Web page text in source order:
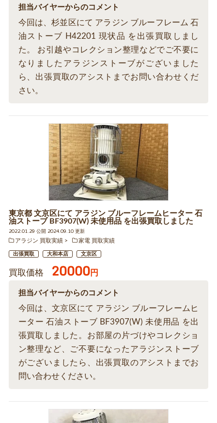
担当バイヤーからのコメント
今回は、杉並区にて アラジン ブルーフレーム 石
油ストーブ H42201 現状品 を出張買取しまし
た。 お引越やコレクション整理などでご不要に
なりましたアラジンストーブがございました
ら、出張買取のアシストまでお問い合わせくだ
さい。
東京都 文京区にて アラジン ブルーフレームヒーター 石
油ストーブ BF3907(W) 未使用品 を出張買取しました
2022.01.29 公開 2024.09.10 更新
アラジン 買取実績
家電 買取実績
出張買取 大和本店 文京区
買取価格 20000円
担当バイヤーからのコメント
今回は、文京区にて アラジン ブルーフレームヒ
ーター 石油ストーブ BF3907(W) 未使用品 を出
張買取しました。お部屋の片づけやコレクショ
ン整理など、ご不要になったアラジンストーブ
がございましたら、出張買取のアシストまでお
問い合わせください。